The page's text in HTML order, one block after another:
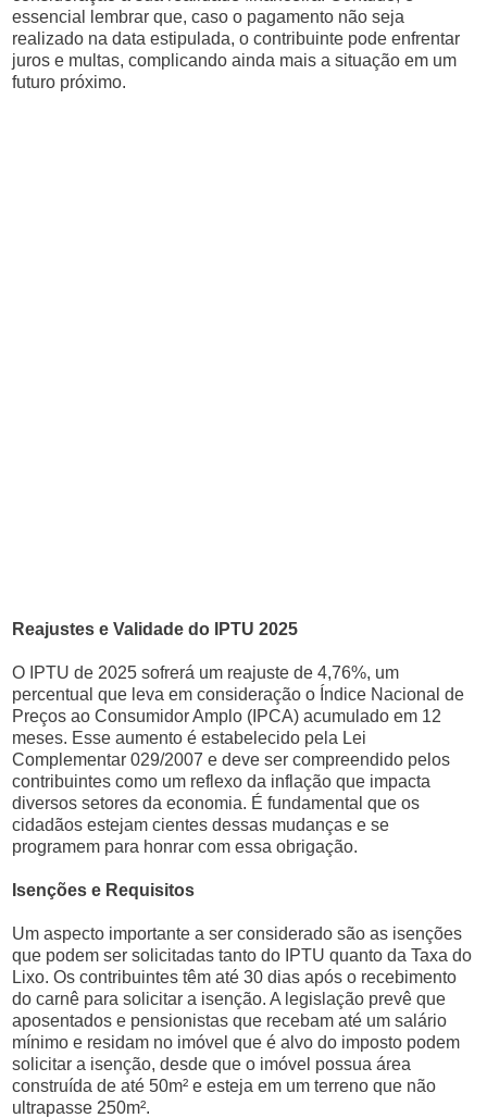
essencial lembrar que, caso o pagamento não seja
realizado na data estipulada, o contribuinte pode enfrentar
juros e multas, complicando ainda mais a situação em um
futuro próximo.
Reajustes e Validade do IPTU 2025
O IPTU de 2025 sofrerá um reajuste de 4,76%, um
percentual que leva em consideração o Índice Nacional de
Preços ao Consumidor Amplo (IPCA) acumulado em 12
meses. Esse aumento é estabelecido pela Lei
Complementar 029/2007 e deve ser compreendido pelos
contribuintes como um reflexo da inflação que impacta
diversos setores da economia. É fundamental que os
cidadãos estejam cientes dessas mudanças e se
programem para honrar com essa obrigação.
Isenções e Requisitos
Um aspecto importante a ser considerado são as isenções
que podem ser solicitadas tanto do IPTU quanto da Taxa do
Lixo. Os contribuintes têm até 30 dias após o recebimento
do carnê para solicitar a isenção. A legislação prevê que
aposentados e pensionistas que recebam até um salário
mínimo e residam no imóvel que é alvo do imposto podem
solicitar a isenção, desde que o imóvel possua área
construída de até 50m² e esteja em um terreno que não
ultrapasse 250m².